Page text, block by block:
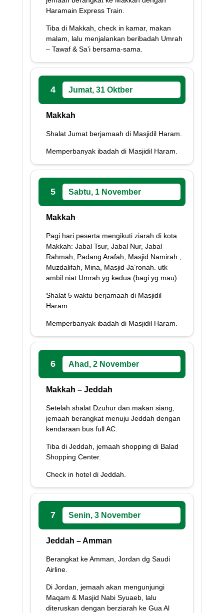
Haramain Express Train.
Tiba di Makkah, check in kamar, makan
malam, lalu menjalankan beribadah Umrah
– Tawaf & Sa’i bersama-sama.
4 Jumat, 31 Oktber
Makkah
Shalat Jumat berjamaah di Masjidil Haram.
Memperbanyak ibadah di Masjidil Haram.
5 Sabtu, 1 November
Makkah
Pagi hari peserta mengikuti ziarah di kota
Makkah: Jabal Tsur, Jabal Nur, Jabal
Rahmah, Padang Arafah, Masjid Namirah ,
Muzdalifah, Mina, Masjid Ja’ronah. utk
ambil niat Umrah yg kedua (bagi yg mau).
Shalat 5 waktu berjamaah di Masjidil
Haram.
Memperbanyak ibadah di Masjidil Haram.
6 Ahad, 2 November
Makkah – Jeddah
Setelah shalat Dzuhur dan makan siang,
jemaah berangkat menuju Jeddah dengan
kendaraan bus full AC.
Tiba di Jeddah, jemaah shopping di Balad
Shopping Center.
Check in hotel di Jeddah.
7 Senin, 3 November
Jeddah – Amman
Berangkat ke Amman, Jordan dg Saudi
Airline.
Di Jordan, jemaah akan mengunjungi
Maqam & Masjid Nabi Syuaeb, lalu
diteruskan dengan berziarah ke Gua Al